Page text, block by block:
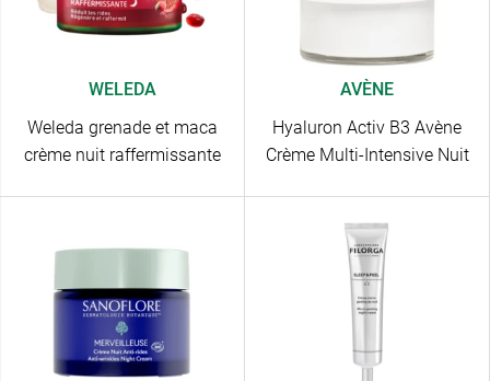
WELEDA
Weleda grenade et maca
crème nuit raffermissante
AVÈNE
Hyaluron Activ B3 Avène
Crème Multi-Intensive Nuit